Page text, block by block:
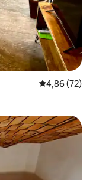
Prosječna
4,86 (72)